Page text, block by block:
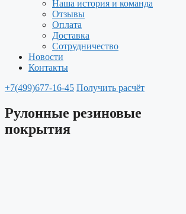
Наша история и команда
Отзывы
Оплата
Доставка
Сотрудничество
Новости
Контакты
+7(499)677-16-45 Получить расчёт
Рулонные резиновые
покрытия